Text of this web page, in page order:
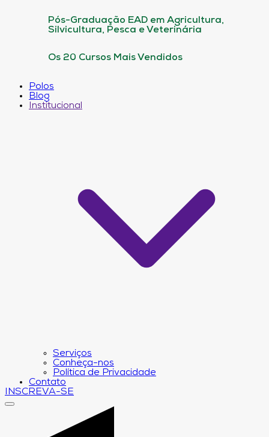
Pós-Graduação EAD em Agricultura,
Silvicultura, Pesca e Veterinária
Os 20 Cursos Mais Vendidos
Polos
Blog
Institucional
Serviços
Conheça-nos
Política de Privacidade
Contato
INSCREVA-SE